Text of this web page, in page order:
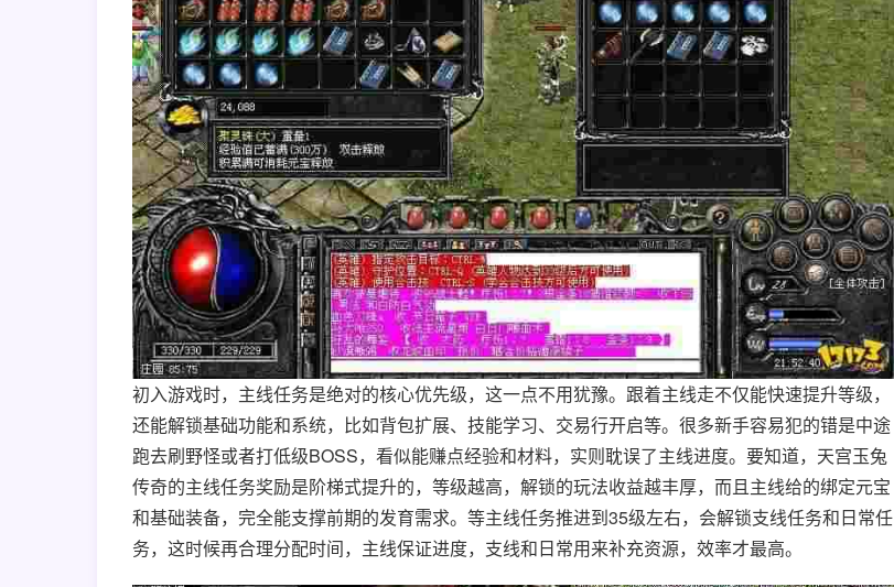
初入游戏时，主线任务是绝对的核心优先级，这一点不用犹豫。跟着主线走不仅能快速提升等级，
还能解锁基础功能和系统，比如背包扩展、技能学习、交易行开启等。很多新手容易犯的错是中途
跑去刷野怪或者打低级BOSS，看似能赚点经验和材料，实则耽误了主线进度。要知道，天宫玉兔
传奇的主线任务奖励是阶梯式提升的，等级越高，解锁的玩法收益越丰厚，而且主线给的绑定元宝
和基础装备，完全能支撑前期的发育需求。等主线任务推进到35级左右，会解锁支线任务和日常任
务，这时候再合理分配时间，主线保证进度，支线和日常用来补充资源，效率才最高。